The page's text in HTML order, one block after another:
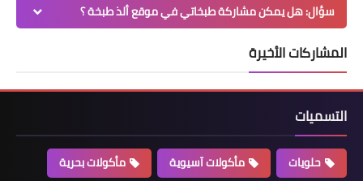
سؤال: هل يمكن مشاركة طبخاتي في موقع ألذ طبخة ؟
المشاركات الأخيرة
التسميات
حلويات مأكولات آسيوية
مأكولات بحرية